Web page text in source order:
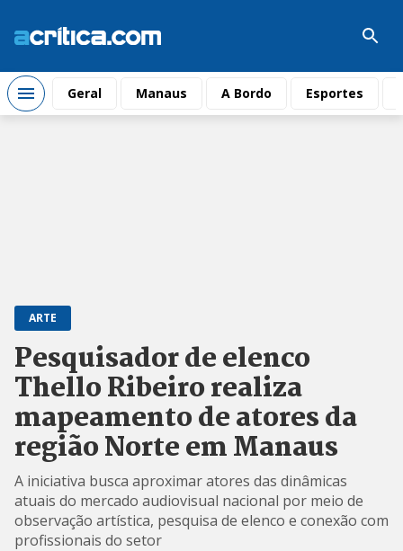
Geral Manaus A Bordo Esportes
ARTE
Pesquisador de elenco
Thello Ribeiro realiza
mapeamento de atores da
região Norte em Manaus
A iniciativa busca aproximar atores das dinâmicas
atuais do mercado audiovisual nacional por meio de
observação artística, pesquisa de elenco e conexão com
profissionais do setor